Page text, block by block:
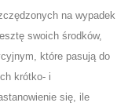
na wypadek
swoich środków,
które pasują do
krótko- i
się, ile